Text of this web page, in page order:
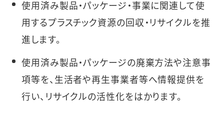
使用済み製品・パッケージ・事業に関連して使
用するプラスチック資源の回収・リサイクルを推
進します。
使用済み製品・パッケージの廃棄方法や注意事
項等を、生活者や再生事業者等へ情報提供を
行い、リサイクルの活性化をはかります。